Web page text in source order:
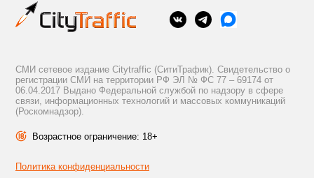
СМИ сетевое издание Citytraffic (СитиТрафик). Свидетельство о
регистрации СМИ на территории РФ ЭЛ № ФС 77 – 69174 от
06.04.2017 Выдано Федеральной службой по надзору в сфере
связи, информационных технологий и массовых коммуникаций
(Роскомнадзор).
Возрастное ограничение: 18+
Политика конфиденциальности